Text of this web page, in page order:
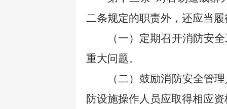
二条规定的职责外，还应当
（一）定期召开消防安
重大问题。
（二）鼓励消防安全管
防设施操作人员应取得相应